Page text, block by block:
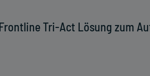
Tri-Act Lösung zum